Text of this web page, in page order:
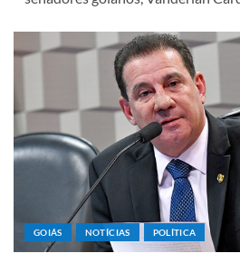
GOIÁS NOTÍCIAS POLÍTICA